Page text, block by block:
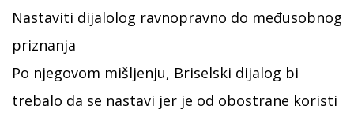
Nastaviti dijalolog ravnopravno do međusobnog
priznanja
Po njegovom mišljenju, Briselski dijalog bi
trebalo da se nastavi jer je od obostrane koristi